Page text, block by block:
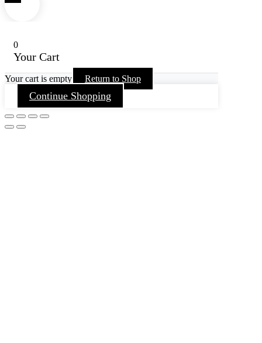
0
Your Cart
Your cart is empty Return to Shop
Continue Shopping